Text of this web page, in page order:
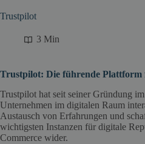
Trustpilot
3 Min
Trustpilot: Die führende
Trustpilot hat seit seiner Gründung
Unternehmen im digitalen Raum
Austausch von Erfahrungen und
wichtigsten Instanzen für digitale
Commerce wider.